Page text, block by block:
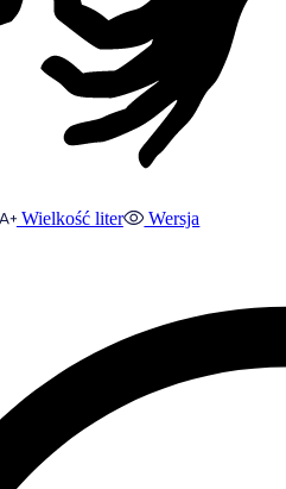
Wielkość liter
Wersja